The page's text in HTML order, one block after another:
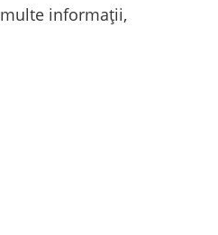
informații,